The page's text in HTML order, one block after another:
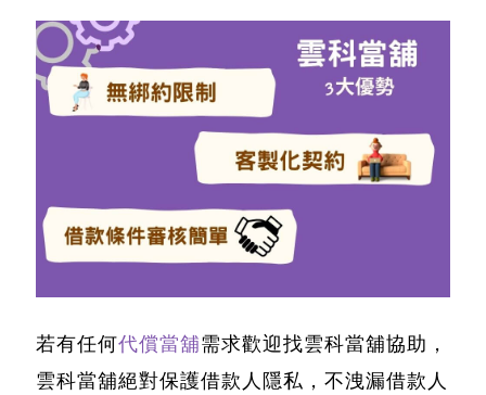
若有任何代償當舖需求歡迎找雲科當舖協助，
雲科當舖絕對保護借款人隱私，不洩漏借款人